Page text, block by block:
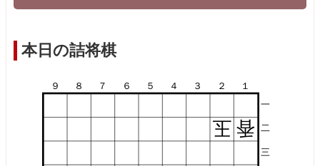
本日の詰将棋
９
一
８
二
７
三
６ ５ ４ ３ ２ １
玉 香